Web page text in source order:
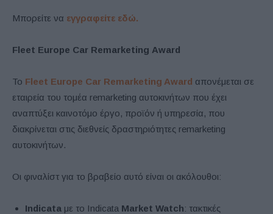
Μπορείτε να εγγραφείτε εδώ.
Fleet Europe Car Remarketing Award
Το Fleet Europe Car Remarketing Award απονέμεται σε
εταιρεία του τομέα remarketing αυτοκινήτων που έχει
αναπτύξει καινοτόμο έργο, προϊόν ή υπηρεσία, που
διακρίνεται στις διεθνείς δραστηριότητες remarketing
αυτοκινήτων.
Οι φιναλίστ για το βραβείο αυτό είναι οι ακόλουθοι:
Indicata με το Indicata Market Watch: τακτικές